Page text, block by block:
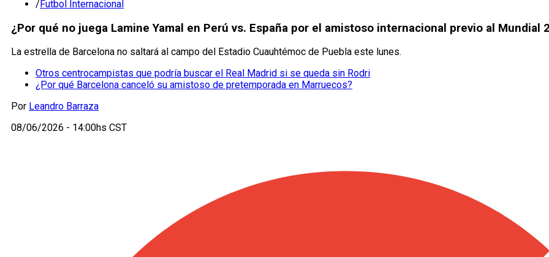
/Futbol Internacional
¿Por qué no juega Lamine Yamal en Perú vs. España por el amistoso internacional previo al Mundial
La estrella de Barcelona no saltará al campo del Estadio Cuauhtémoc de Puebla este lunes.
Otros centrocampistas que podría buscar el Real Madrid si se queda sin Rodri
¿Por qué Barcelona canceló su amistoso de pretemporada en Marruecos?
Por Leandro Barraza
08/06/2026 - 14:00hs CST